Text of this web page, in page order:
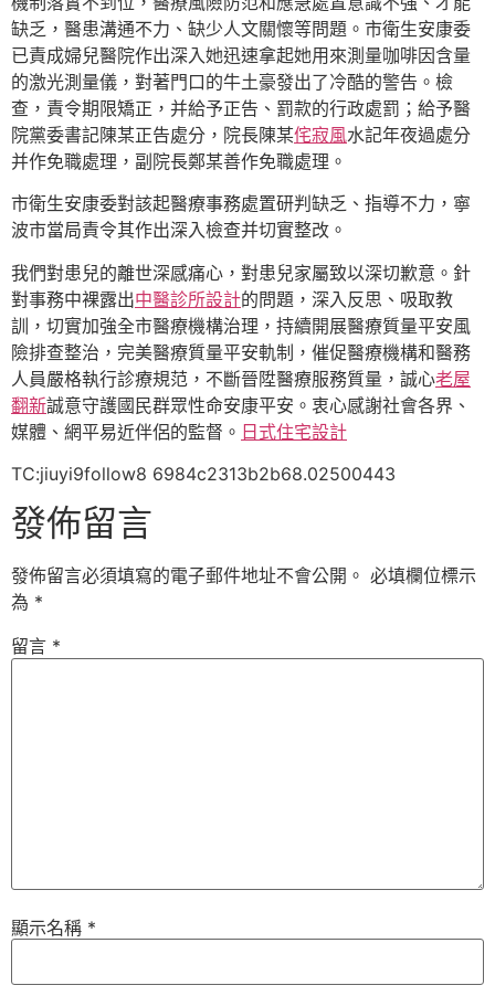
缺乏，醫患溝通不力、缺少人文關懷等問題。市衛生安康委
已責成婦兒醫院作出深入她迅速拿起她用來測量咖啡因含量
的激光測量儀，對著門口的牛土豪發出了冷酷的警告。檢
查，責令期限矯正，并給予正告、罰款的行政處罰；給予醫
院黨委書記陳某正告處分，院長陳某侘寂風水記年夜過處分
并作免職處理，副院長鄭某善作免職處理。
市衛生安康委對該起醫療事務處置研判缺乏、指導不力，寧
波市當局責令其作出深入檢查并切實整改。
我們對患兒的離世深感痛心，對患兒家屬致以深切歉意。針
對事務中裸露出中醫診所設計的問題，深入反思、吸取教
訓，切實加強全市醫療機構治理，持續開展醫療質量平安風
險排查整治，完美醫療質量平安軌制，催促醫療機構和醫務
人員嚴格執行診療規范，不斷晉陞醫療服務質量，誠心老屋
翻新誠意守護國民群眾性命安康平安。衷心感謝社會各界、
媒體、網平易近伴侶的監督。 日式住宅設計
TC:jiuyi9follow8 6984c2313b2b68.02500443
發佈留言
發佈留言必須填寫的電子郵件地址不會公開。 必填欄位標示
為 *
留言 *
顯示名稱 *